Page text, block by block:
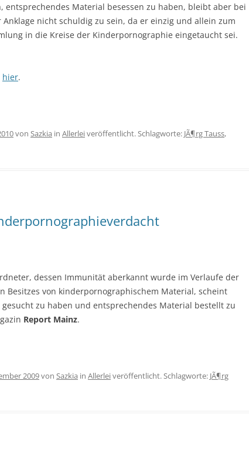
entsprechendes Material besessen zu haben, bleibt aber bei
nicht schuldig zu sein, da er einzig und allein zum
in die Kreise der Kinderpornographie eingetaucht sei.
hier.
von Sazkia in Allerleiveröffentlicht. Schlagworte: JÃ¶rg Tauss,
dessen Immunität aberkannt wurde im Verlaufe der
Besitzes von kinderpornographischem Material, scheint
gesucht zu haben und entsprechendes Material bestellt zu
Report Mainz.
2009von Sazkia in Allerleiveröffentlicht. Schlagworte: JÃ¶rg